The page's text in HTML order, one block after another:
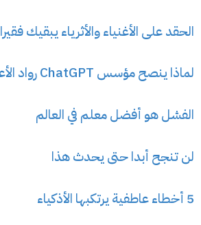
الحقد على الأغنياء والأثرياء يبقيك فقيرا
لماذا ينصح مؤسس ChatGPT رواد الأعمال بلعبة البوكر؟
الفشل هو أفضل معلم في العالم
لن تنجح أبدا حتى يحدث هذا
5 أخطاء عاطفية يرتكبها الأذكياء